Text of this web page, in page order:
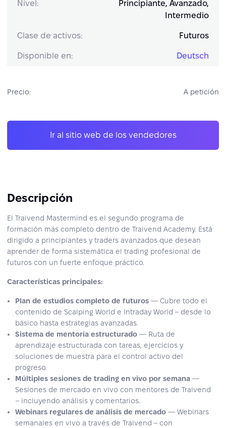
Nivel:
Principiante, Avanzado,
Intermedio
Clase de activos: Futuros
Disponible en: Deutsch
Precio: A petición
Ir al sitio web de los vendedores
Descripción
El Traivend Mastermind es el segundo programa de
formación más completo dentro de Traivend Academy. Está
dirigido a principiantes y traders avanzados que desean
aprender de forma sistemática el trading profesional de
futuros con un fuerte enfoque práctico.
Características principales:
Plan de estudios completo de futuros — Cubre todo el
contenido de Scalping World e Intraday World – desde lo
básico hasta estrategias avanzadas.
Sistema de mentoría estructurado — Ruta de
aprendizaje estructurada con tareas, ejercicios y
soluciones de muestra para el control activo del
progreso.
Múltiples sesiones de trading en vivo por semana —
Sesiones de mercado en vivo con mentores de Traivend
– incluyendo análisis y comentarios.
Webinars regulares de análisis de mercado — Webinars
semanales en vivo a través de Traivend – con